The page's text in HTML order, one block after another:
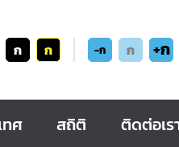
ก ก -ก ก +ก
ทศ สถิติ ติดต่อเร